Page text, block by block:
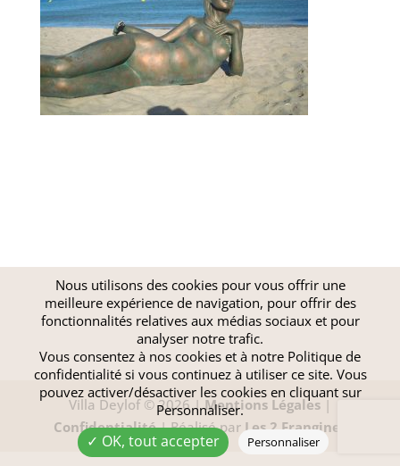
Villa Deylof © 2026 |Mentions Légales |
Confidentialité| Réalisé parLes 2 Frangines
Nous utilisons des cookies pour vous offrir une
meilleure expérience de navigation, pour offrir des
fonctionnalités relatives aux médias sociaux et pour
analyser notre trafic.
Vous consentez à nos cookies et à notre Politique de
confidentialitési vous continuez à utiliser ce site. Vous
pouvez activer/désactiver les cookies en cliquant sur
Personnaliser.
✓ OK, tout accepter Personnaliser